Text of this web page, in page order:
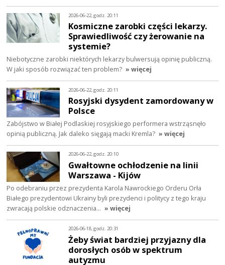
2026-06-22, godz. 20:11
Kosmiczne zarobki części lekarzy.
Sprawiedliwość czy żerowanie na
systemie?
Niebotyczne zarobki niektórych lekarzy bulwersują opinię publiczną.
W jaki sposób rozwiązać ten problem? » więcej
2026-06-22, godz. 20:11
Rosyjski dysydent zamordowany w
Polsce
Zabójstwo w Białej Podlaskiej rosyjskiego performera wstrząsnęło
opinią publiczną. Jak daleko sięgają macki Kremla? » więcej
2026-06-22, godz. 20:10
Gwałtowne ochłodzenie na linii
Warszawa - Kijów
Po odebraniu przez prezydenta Karola Nawrockiego Orderu Orła
Białego prezydentowi Ukrainy byli prezydenci i politycy z tego kraju
zwracają polskie odznaczenia… » więcej
2026-06-18, godz. 20:31
Żeby świat bardziej przyjazny dla
dorosłych osób w spektrum
autyzmu